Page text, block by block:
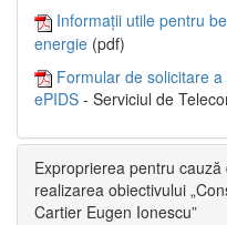
Informații utile pentru
energie (pdf)
Formular de solicitare
ePIDS - Serviciul de
Exproprierea pentru
realizarea obiectivului
Cartier Eugen Ionescu”